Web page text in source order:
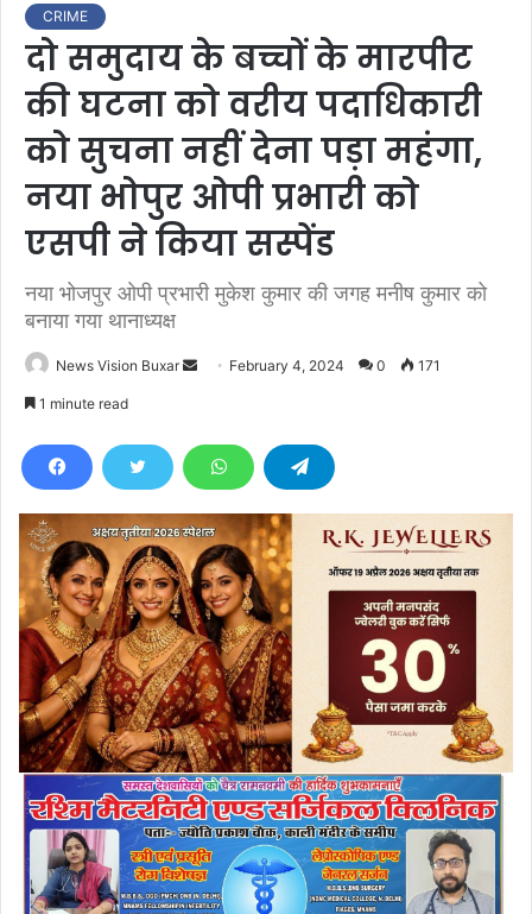
CRIME
दो समुदाय के बच्चों के मारपीट
की घटना को वरीय पदाधिकारी
को सुचना नहीं देना पड़ा महंगा,
नया भोपुर ओपी प्रभारी को
एसपी ने किया सस्पेंड
नया भोजपुर ओपी प्रभारी मुकेश कुमार की जगह मनीष कुमार को
बनाया गया थानाध्यक्ष
News Vision Buxar
d
e
m
a
i
l
February 4, 2024 0 171
1 minute read